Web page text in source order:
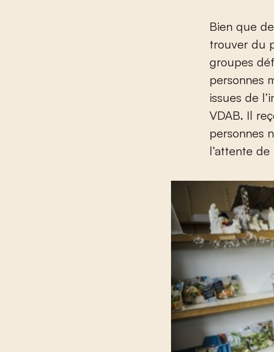
Bien que
trouver du
groupes
personnes
issues de
VDAB. Il
personnes
l’attente